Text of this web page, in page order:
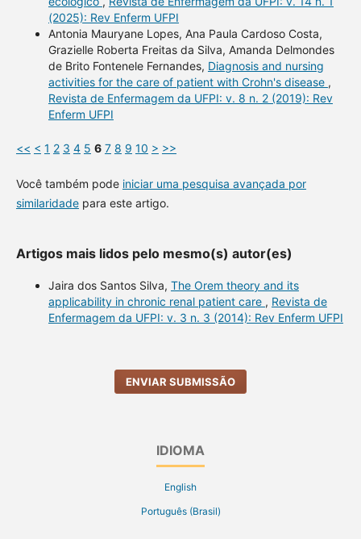
(2025): Rev Enferm UFPI
Antonia Mauryane Lopes, Ana Paula Cardoso Costa,
Grazielle Roberta Freitas da Silva, Amanda Delmondes
de Brito Fontenele Fernandes, Diagnosis and nursing
activities for the care of patient with Crohn's disease ,
Revista de Enfermagem da UFPI: v. 8 n. 2 (2019): Rev
Enferm UFPI
<< < 1 2 3 4 5 6 7 8 9 10 > >>
Você também pode iniciar uma pesquisa avançada por
similaridadepara este artigo.
Artigos mais lidos pelo mesmo(s) autor(es)
Jaira dos Santos Silva, The Orem theory and its
applicability in chronic renal patient care , Revista de
Enfermagem da UFPI: v. 3 n. 3 (2014): Rev Enferm UFPI
ENVIAR SUBMISSÃO
IDIOMA
English
Português (Brasil)